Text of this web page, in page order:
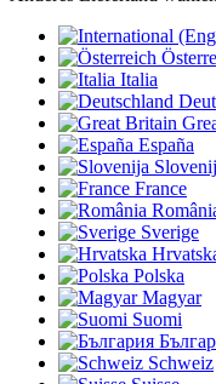
Italia
España
France
Sverige
Polska
Magyar
Suomi
Schweiz